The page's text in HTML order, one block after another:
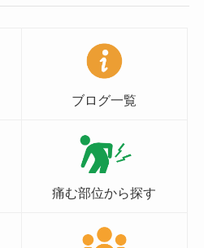
ブログ一覧
痛む部位から探す